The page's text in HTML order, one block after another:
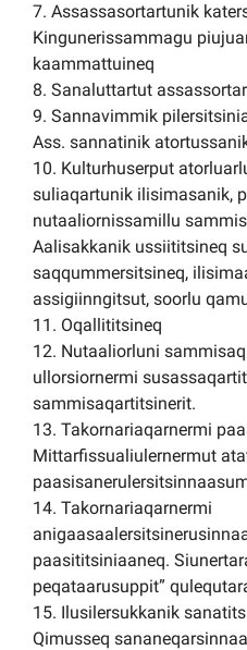
7. Assassasortartunik
Kingunerissammagu
kaammattuineq
8. Sanaluttartut
9. Sannavimmik
Ass. sannatinik
10. Kulturhuserput
suliaqartunik ilisimasanik,
nutaaliornissamillu
Aalisakkanik ussiititsineq
saqqummersitsineq,
assigiinngitsut, soorlu
11. Oqallititsineq
12. Nutaaliorluni
ullorsiornermi
sammisaqartitsinerit.
13. Takornariaqarnermi
Mittarfissualiulernermut
14. Takornariaqarnermi
paasititsiniaaneq.
peqataarusuppit”
15. Ilusilersukkanik
Qimusseq